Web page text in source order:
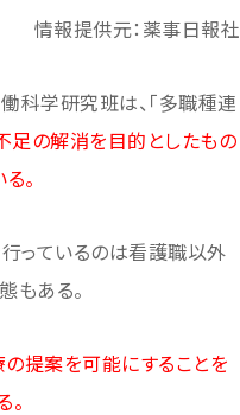
情報提供元：薬事日報社
学研究班は、「多職種連
の解消を目的としたもの
。
っているのは看護職以外
もある。
提案を可能にすることを